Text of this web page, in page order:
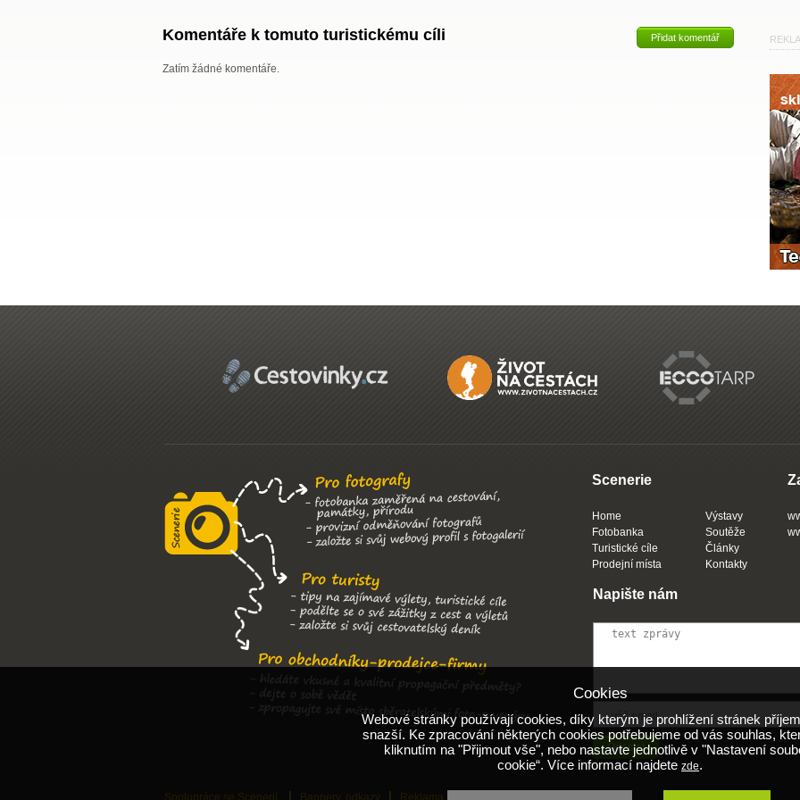
Komentáře k tomuto turistickému cíli Přidat komentář
Zatím žádné komentáře.
Scenerie
Home
Fotobanka
Turistické cíle
Prodejní místa
Výstavy
Soutěže
Články
Kontakty
Spolupráce se Scenerií Bannery, odkazy Reklama
Napište nám
Cookies
Webové stránky používají cookies, díky kterým je prohlížení stránek
snazší. Ke zpracování některých cookies potřebujeme od vás souhlas,
kliknutím na "Přijmout vše", nebo nastavte jednotlivě v "Nastavení
cookie“. Více informací najdete zde.